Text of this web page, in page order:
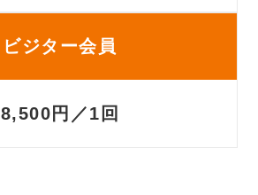
ビジター会員
8,500円／1回